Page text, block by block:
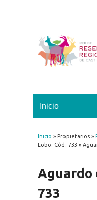
Se
Inicio » Propietarios »
Lobo. Cód: 733 »
Aguardo
733